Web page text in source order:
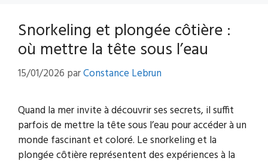
Snorkeling et plongée côtière :
où mettre la tête sous l’eau
15/01/2026 parConstance Lebrun
Quand la mer invite à découvrir ses secrets, il suffit
parfois de mettre la tête sous l’eau pour accéder à un
monde fascinant et coloré. Le snorkeling et la
plongée côtière représentent des expériences à la